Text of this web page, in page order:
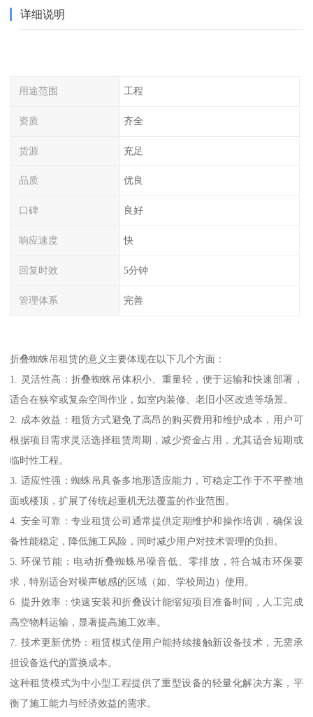
详细说明
用途范围 工程
资质 齐全
货源 充足
品质 优良
口碑 良好
响应速度 快
回复时效 5分钟
管理体系 完善
折叠蜘蛛吊租赁的意义主要体现在以下几个方面：
1. 灵活性高：折叠蜘蛛吊体积小、重量轻，便于运输和快速部署，
适合在狭窄或复杂空间作业，如室内装修、老旧小区改造等场景。
2. 成本效益：租赁方式避免了高昂的购买费用和维护成本，用户可
根据项目需求灵活选择租赁周期，减少资金占用，尤其适合短期或
临时性工程。
3. 适应性强：蜘蛛吊具备多地形适应能力，可稳定工作于不平整地
面或楼顶，扩展了传统起重机无法覆盖的作业范围。
4. 安全可靠：专业租赁公司通常提供定期维护和操作培训，确保设
备性能稳定，降低施工风险，同时减少用户对技术管理的负担。
5. 环保节能：电动折叠蜘蛛吊噪音低、零排放，符合城市环保要
求，特别适合对噪声敏感的区域（如、学校周边）使用。
6. 提升效率：快速安装和折叠设计能缩短项目准备时间，人工完成
高空物料运输，显著提高施工效率。
7. 技术更新优势：租赁模式使用户能持续接触新设备技术，无需承
担设备迭代的置换成本。
这种租赁模式为中小型工程提供了重型设备的轻量化解决方案，平
衡了施工能力与经济效益的需求。